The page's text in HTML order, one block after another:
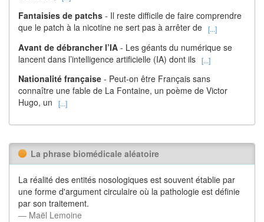
Fantaisies de patchs - Il reste difficile de faire comprendre
que le patch à la nicotine ne sert pas à arrêter de [...]
Avant de débrancher l’IA - Les géants du numérique se
lancent dans l’intelligence artificielle (IA) dont ils [...]
Nationalité française - Peut-on être Français sans
connaître une fable de La Fontaine, un poème de Victor
Hugo, un
[...]
La phrase biomédicale aléatoire
La réalité des entités nosologiques est souvent établie par
une forme d'argument circulaire où la pathologie est définie
par son traitement.
― Maël Lemoine